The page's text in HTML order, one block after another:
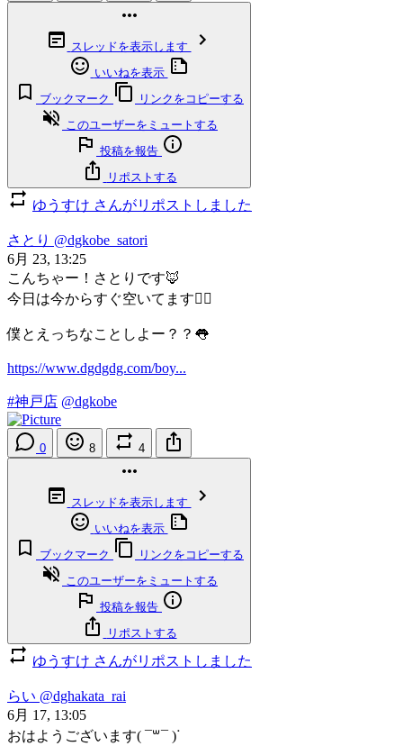
スレッドを表示します
いいねを表示
ブックマーク
リンクをコピーする
このユーザーをミュートする
投稿を報告
リポストする
ゆうすけ さんがリポストしました
さとり @dgkobe_satori
6月 23, 13:25
こんちゃー！さとりです🦊
今日は今からすぐ空いてます🙆‍♂️
僕とえっちなことしよー？？👅
https://www.dgdgdg.com/boy...
#神戸店 @dgkobe
0 8 4
スレッドを表示します
いいねを表示
ブックマーク
リンクをコピーする
このユーザーをミュートする
投稿を報告
リポストする
ゆうすけ さんがリポストしました
らい @dghakata_rai
6月 17, 13:05
おはようございます( ¯꒳​¯ )ᐝ